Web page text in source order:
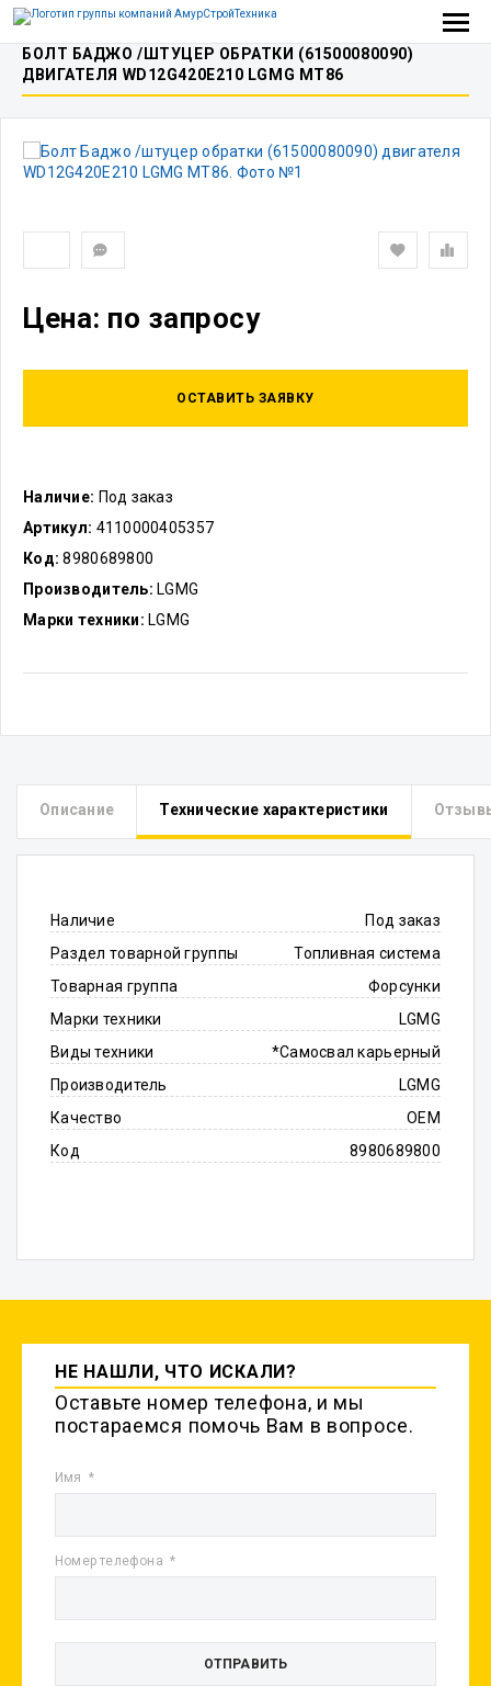
БОЛТ БАДЖО /ШТУЦЕР ОБРАТКИ (61500080090)
ДВИГАТЕЛЯ WD12G420E210 LGMG MT86
Наличие: Под заказ
Артикул: 4110000405357
Код: 8980689800
Производитель: LGMG
Марки техники: LGMG
Цена: по запросу
ОСТАВИТЬ ЗАЯВКУ
Описание Технические характеристики
Наличие
Под заказ
Раздел товарной группы
Топливная система
Товарная группа
Форсунки
Марки техники
LGMG
Виды техники
*Самосвал карьерный
Производитель
LGMG
Качество
OEM
Код
8980689800
НЕ НАШЛИ, ЧТО ИСКАЛИ?
Оставьте номер телефона, и мы
постараемся помочь Вам в вопросе.
Имя
Номер телефона